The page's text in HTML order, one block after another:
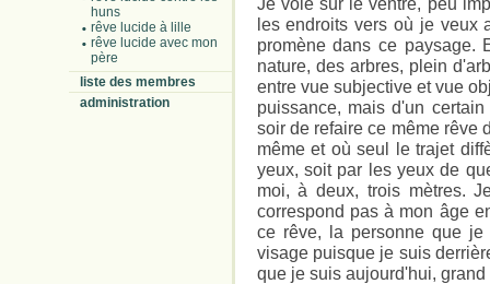
huns
rêve lucide à lille
rêve lucide avec mon
père
liste des membres
administration
les endroits vers où je veux
promène dans ce
nature, des arbres, plein
entre vue subjective et vue
puissance, mais d'un
soir de refaire ce même rêve
même et où seul le trajet
yeux, soit par les yeux de
moi, à deux, trois mètres.
correspond pas à mon âge
ce rêve, la personne que
visage puisque je suis
que je suis aujourd'hui,